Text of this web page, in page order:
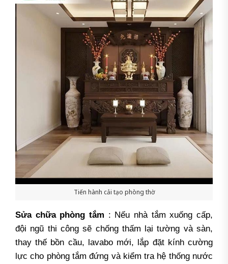
Tiến hành cải tạo phòng thờ
Sửa chữa phòng tắm : Nếu nhà tắm xuống cấp,
đội ngũ thi công sẽ chống thấm lại tường và sàn,
thay thế bồn cầu, lavabo mới, lắp đặt kính cường
lực cho phòng tắm đứng và kiểm tra hệ thống nước